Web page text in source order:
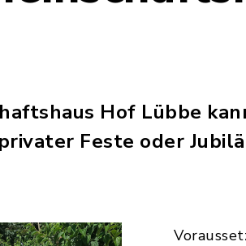
Hof Lübbe
Feste oder